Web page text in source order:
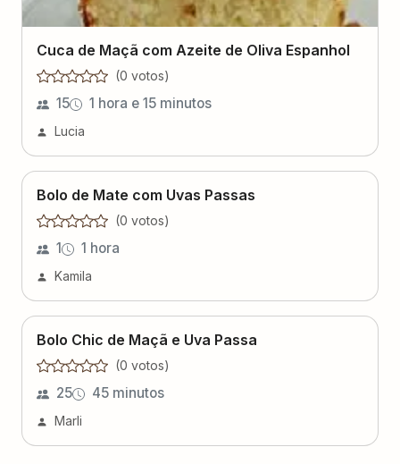
Cuca de Maçã com Azeite de Oliva Espanhol
(0 votos)
15 1 hora e 15 minutos
Lucia
Bolo de Mate com Uvas Passas
(0 votos)
1 1 hora
Kamila
Bolo Chic de Maçã e Uva Passa
(0 votos)
25 45 minutos
Marli